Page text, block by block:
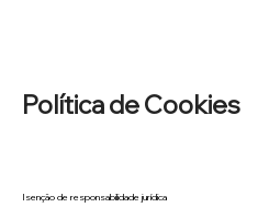
Política de Cookies
Isenção de responsabilidade jurídica